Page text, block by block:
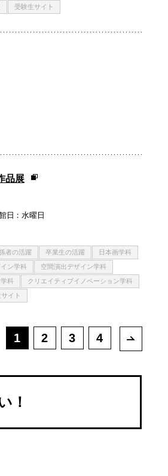
受験生サイト
品展
日：水曜日
者の活躍 卒業生の活躍
日本画学科
ン学科
空間演出デザイン学科
科
クリエイティブイノベーション学科
イト
1 2 3 4 次ページ
！